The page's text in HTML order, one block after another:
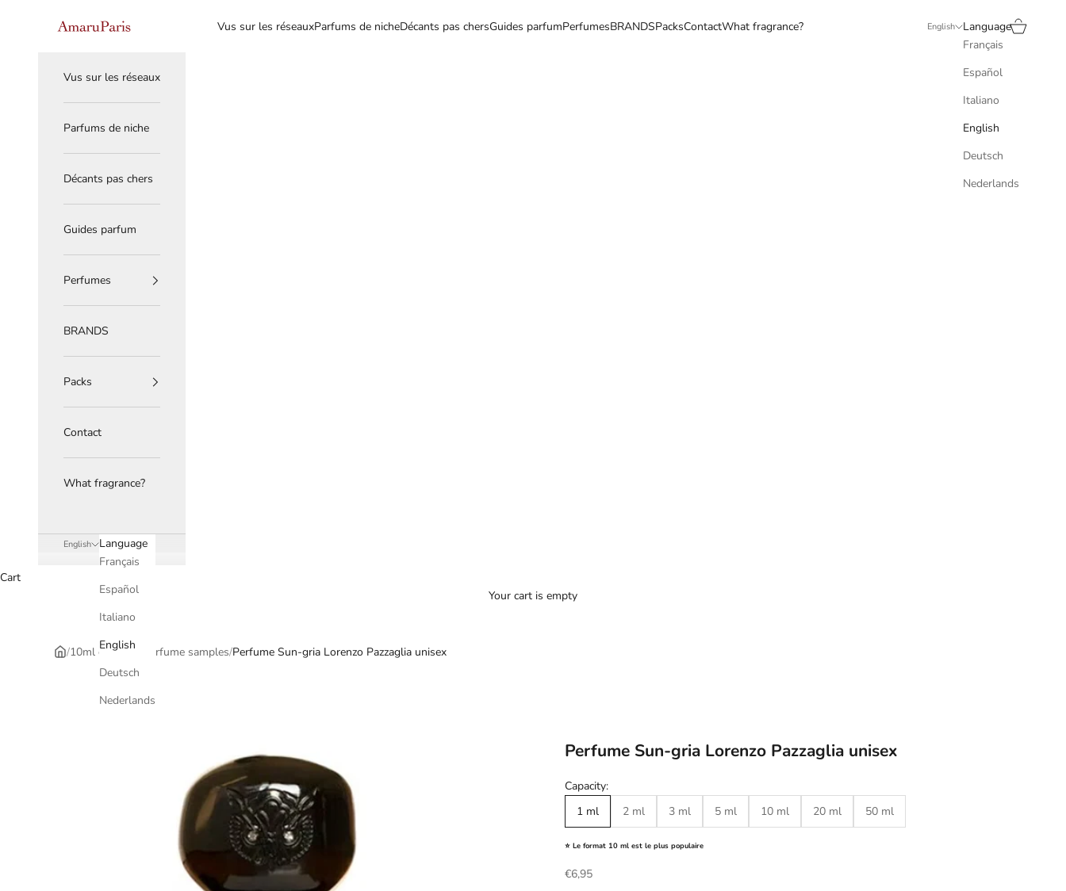
AmaruParis
Vus sur les réseauxParfums de nicheDécants pas chersGuides parfumPerfumesBRANDSPacksContactWhat fragrance? English
Language
Français
Español
Italiano
English
Deutsch
Nederlands
Search
Cart
Vus sur les réseaux
Parfums de niche
Décants pas chers
Guides parfum
Perfumes
BRANDS
Packs
Contact
What fragrance?
English
Language
Français
Español
Italiano
English
Deutsch
Nederlands
Cart
Your cart is empty
/10ml designer perfume samples/Perfume Sun-gria Lorenzo Pazzaglia unisex
Perfume Sun-gria Lorenzo Pazzaglia unisex
Capacity:
1 ml
2 ml 3 ml 5 ml 10 ml 20 ml 50 ml
⭐ Le format 10 ml est le plus populaire
Sale price
€6,95